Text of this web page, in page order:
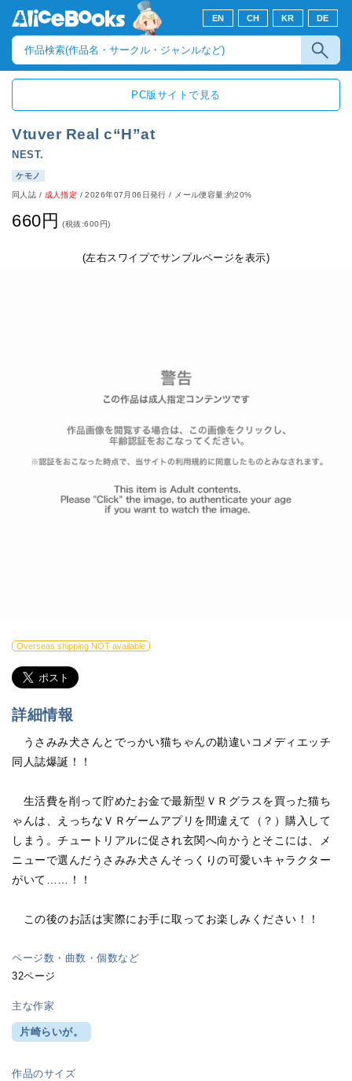
EN CH KR DE
PC版サイトで見る
Vtuver Real c“H”at
NEST.
ケモノ
同人誌 / 成人指定 /2026年07月06日発行 / メール便容量:約20%
660円 (税抜:600円)
(左右スワイプでサンプルページを表示)
Overseas shipping NOT available
詳細情報
うさみみ犬さんとでっかい猫ちゃんの勘違いコメディエッチ
同人誌爆誕！！
生活費を削って貯めたお金で最新型ＶＲグラスを買った猫ち
ゃんは、えっちなＶＲゲームアプリを間違えて（？）購入して
しまう。チュートリアルに促され玄関へ向かうとそこには、メ
ニューで選んだうさみみ犬さんそっくりの可愛いキャラクター
がいて……！！
この後のお話は実際にお手に取ってお楽しみください！！
ページ数・曲数・個数など
32ページ
主な作家
片崎らいが。
作品のサイズ